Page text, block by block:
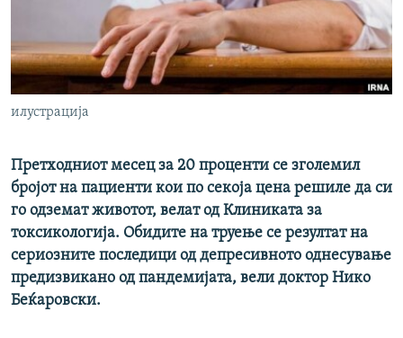
РСЕ веб страници
илустрација
Претходниот месец за 20 проценти се зголемил
бројот на пациенти кои по секоја цена решиле да си
го одземат животот, велат од Клиниката за
токсикологија. Обидите на труење се резултат на
сериозните последици од депресивното однесување
предизвикано од пандемијата, вели доктор Нико
Беќаровски.